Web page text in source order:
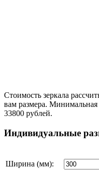
Стоимость зеркала
вам размера. Минимальная
33800 рублей.
Индивидуальные
Ширина (мм):